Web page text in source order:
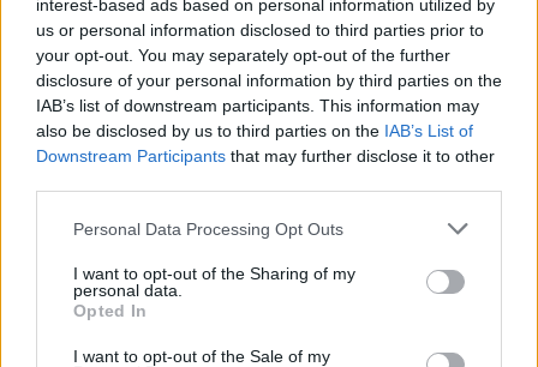
interest-based ads based on personal information utilized by
us or personal information disclosed to third parties prior to
your opt-out. You may separately opt-out of the further
disclosure of your personal information by third parties on the
IAB’s list of downstream participants. This information may
also be disclosed by us to third parties on the IAB’s List of
Downstream Participants that may further disclose it to other
Personal Data Processing Opt Outs
I want to opt-out of the Sharing of my
personal data.
Opted In
I want to opt-out of the Sale of my
27 kwietnia 2016, 05:57
Tego się nie spodziewali. Aria Stark
spełniła marzenia fanów "Gry o Tron" i
obejrzała z nimi premierowy odcinek!